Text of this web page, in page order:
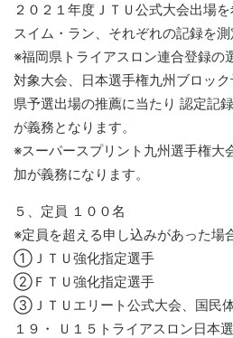
２０２１年度ＪＴＵ公式大会出場を
スイム・ラン、それぞれの記録を測
※福岡県トライアスロン連合登録の
対象大会、日本選手権九州ブロッ
県予選出場の推薦に当たり 認定記
が義務となります。
※スーパースプリント九州選手権大
加が義務になります。
５、定員 １００名
※定員を超える申し込みがあった場
①ＪＴＵ強化指定選手
②ＦＴＵ強化指定選手
③ＪＴＵエリート公式大会、国民
１９・ Ｕ１５トライアスロン日本